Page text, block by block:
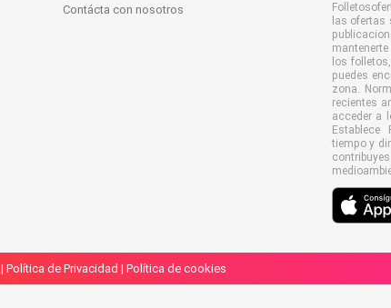
Contácta con nosotros
las
los
puedes
zona.
recientes
acceder a
tiempo y
| Política de Privacidad | Política de cookies